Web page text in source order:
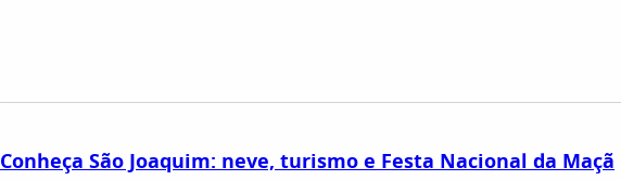
Conheça São Joaquim: neve, turismo e Festa Nacional da Maçã